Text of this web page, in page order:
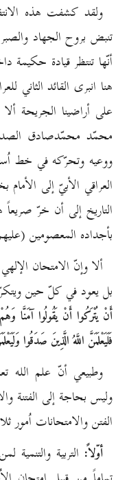
ولقد كشفت هذه
تنبض بروح الجهاد
أنّها تنتظر قيادة حكيمة
هنا انبرى القائد الثاني
على أراضينا الجريحة
محمّد محمّدصادق
ووعيه وتحرّكه في خط
العراقي الأبيّ إلى
التاريخ إلى أن خرّ
بأجداده المعصومين
ألا وإنّ الامتحان
بل يعود في كلّ حين
أَنْ يُتْرَكُوا أَنْ يَقُولُوا آمَنَّا
فَلَيَعْلَمَنَّ اللَّهُ الَّذِينَ صَدَقُوا
وطبيعي أنّ علم الله
وليس بحاجة إلى الفتنة
الفتن والامتحانات اُمور
أوّلاً: التربية